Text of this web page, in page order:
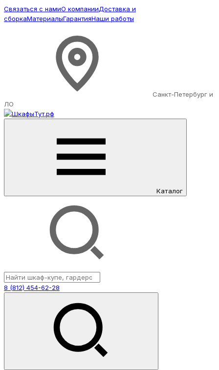
Связаться с намиО компанииДоставка и
сборкаМатериалыГарантияНаши работы
Санкт-Петербург и
ЛО
Каталог
8 (812) 454-62-28